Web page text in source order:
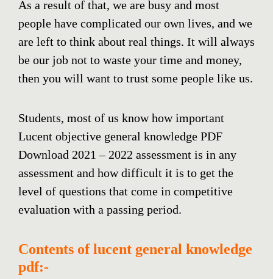
As a result of that, we are busy and most
people have complicated our own lives, and we
are left to think about real things. It will always
be our job not to waste your time and money,
then you will want to trust some people like us.
Students, most of us know how important
Lucent objective general knowledge PDF
Download 2021 – 2022 assessment is in any
assessment and how difficult it is to get the
level of questions that come in competitive
evaluation with a passing period.
Contents of lucent general knowledge
pdf:-